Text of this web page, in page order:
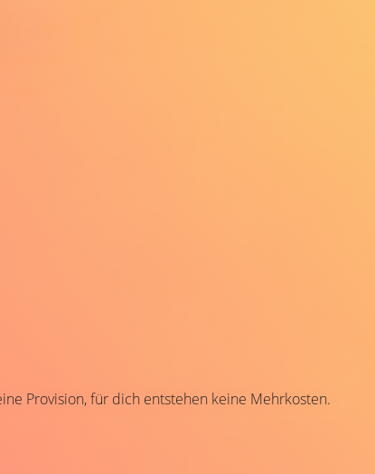
Provision, für dich entstehen keine Mehrkosten.